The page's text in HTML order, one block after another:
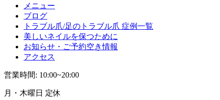
メニュー
ブログ
トラブル爪/足のトラブル爪 症例一覧
美しいネイルを保つために
お知らせ・ご予約空き情報
アクセス
営業時間: 10:00~20:00
月・木曜日 定休